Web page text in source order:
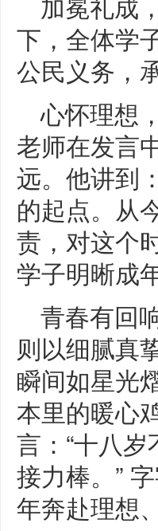
下，全体学
公民义务，
心怀理想
老师在发言
远。他讲到
的起点。从
责，对这个
学子明晰成
青春有回
则以细腻真
瞬间如星光
本里的暖心
言：“十八
接力棒。”
年奔赴理想